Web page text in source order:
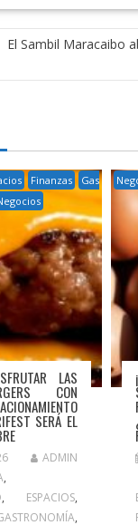
El Sambil Maracaibo
Finanzas
Gas
LAS
CON
SERÁ EL
ADMIN
,
, ESPACIOS,
,